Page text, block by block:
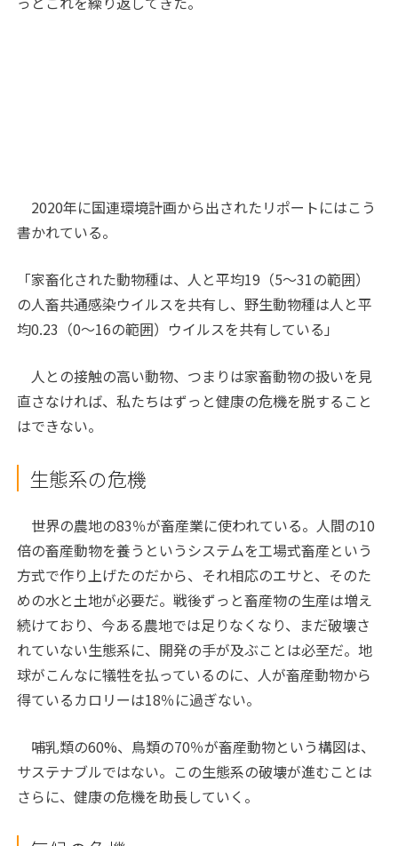
2020年に国連環境計画から出されたリポートにはこう
書かれている。
「家畜化された動物種は、人と平均19（5〜31の範囲）
の人畜共通感染ウイルスを共有し、野生動物種は人と平
均0.23（0〜16の範囲）ウイルスを共有している」
人との接触の高い動物、つまりは家畜動物の扱いを見
直さなければ、私たちはずっと健康の危機を脱すること
はできない。
生態系の危機
世界の農地の83％が畜産業に使われている。人間の10
倍の畜産動物を養うというシステムを工場式畜産という
方式で作り上げたのだから、それ相応のエサと、そのた
めの水と土地が必要だ。戦後ずっと畜産物の生産は増え
続けており、今ある農地では足りなくなり、まだ破壊さ
れていない生態系に、開発の手が及ぶことは必至だ。地
球がこんなに犠牲を払っているのに、人が畜産動物から
得ているカロリーは18％に過ぎない。
哺乳類の60%、鳥類の70％が畜産動物という構図は、
サステナブルではない。この生態系の破壊が進むことは
さらに、健康の危機を助長していく。